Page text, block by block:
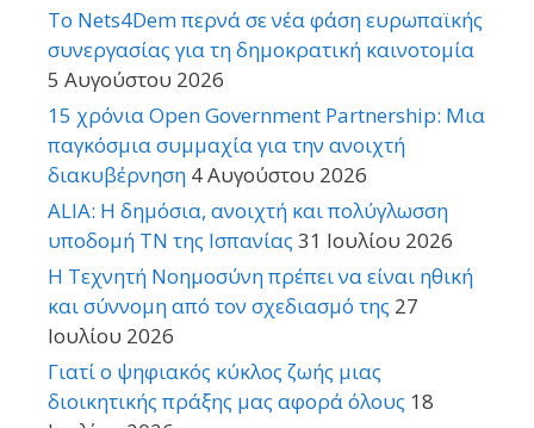
Το Nets4Dem περνά σε νέα φάση ευρωπαϊκής
συνεργασίας για τη δημοκρατική καινοτομία
5 Αυγούστου 2026
15 χρόνια Open Government Partnership: Μια
παγκόσμια συμμαχία για την ανοιχτή
διακυβέρνηση 4 Αυγούστου 2026
ALIA: Η δημόσια, ανοιχτή και πολύγλωσση
υποδομή ΤΝ της Ισπανίας 31 Ιουλίου 2026
Η Τεχνητή Νοημοσύνη πρέπει να είναι ηθική
και σύννομη από τον σχεδιασμό της 27
Ιουλίου 2026
Γιατί ο ψηφιακός κύκλος ζωής μιας
διοικητικής πράξης μας αφορά όλους 18